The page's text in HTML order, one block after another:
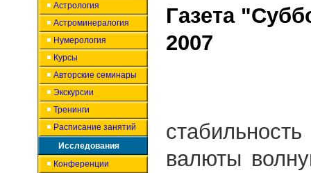
Астрология
Астроминералогия
Нумерология
Курсы
Авторские семинары
Экскурсии
Тренинги
Расписание занятий
Исследования
Конференции
Газета
2007
валюты